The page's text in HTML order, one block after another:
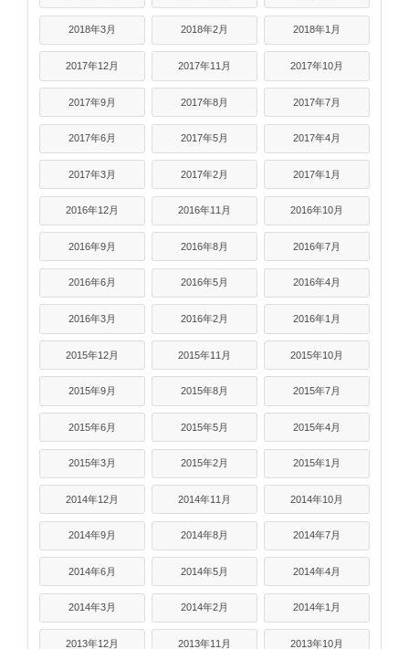
2018年3月 2018年2月 2018年1月
2017年12月 2017年11月 2017年10月
2017年9月 2017年8月 2017年7月
2017年6月 2017年5月 2017年4月
2017年3月 2017年2月 2017年1月
2016年12月 2016年11月 2016年10月
2016年9月 2016年8月 2016年7月
2016年6月 2016年5月 2016年4月
2016年3月 2016年2月 2016年1月
2015年12月 2015年11月 2015年10月
2015年9月 2015年8月 2015年7月
2015年6月 2015年5月 2015年4月
2015年3月 2015年2月 2015年1月
2014年12月 2014年11月 2014年10月
2014年9月 2014年8月 2014年7月
2014年6月 2014年5月 2014年4月
2014年3月 2014年2月 2014年1月
2013年12月 2013年11月 2013年10月